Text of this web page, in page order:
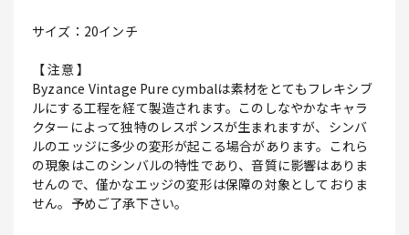
サイズ：20インチ
【 注意 】
Byzance Vintage Pure cymbalは素材をとてもフレキシブ
ルにする工程を経て製造されます。このしなやかなキャラ
クターによって独特のレスポンスが生まれますが、シンバ
ルのエッジに多少の変形が起こる場合があります。これら
の現象はこのシンバルの特性であり、音質に影響はありま
せんので、僅かなエッジの変形は保障の対象としておりま
せん。予めご了承下さい。